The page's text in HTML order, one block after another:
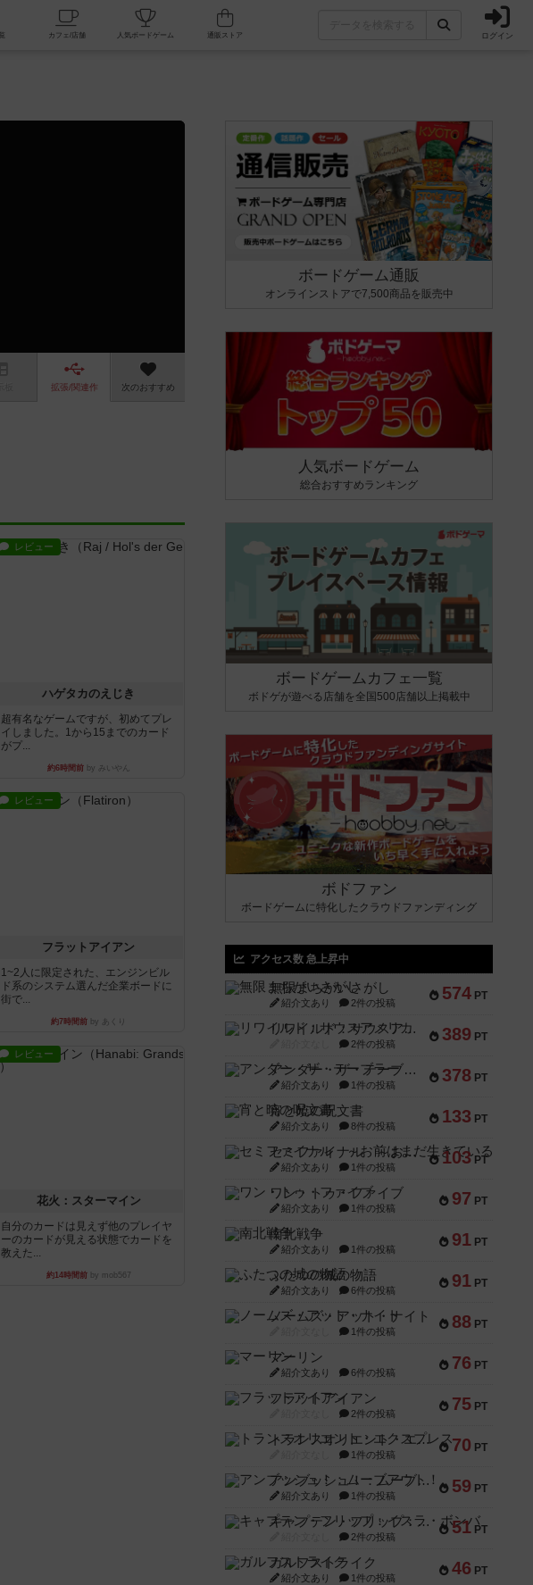
掲示板一覧 カフェ/店舗 人気ボードゲーム ログイン
拡張/関連作 次のおすすめ
レビュー
ハゲタカのえじき
超有名なゲームですが、初めてプレ
イしました。1から15までのカード
がプ...
約6時間前by みいやん
レビュー
フラットアイアン
1~2人に限定された、エンジンビル
ド系のシステム選んだ企業ボードに
街で...
約7時間前 by あくり
レビュー
花火：スターマイン
自分のカードは見えず他のプレイヤ
ーのカードが見える状態でカードを
教えた...
約14時間前by mob567
ボードゲーム通販
オンラインストアで7,500商品を販売中
人気ボードゲーム
総合おすすめランキング
ボードゲームカフェ一覧
ボドゲが遊べる店舗を全国500店舗以上掲載中
ボドファン
ボードゲームに特化したクラウドファンディング
アクセス数 急上昇中
574 PT
無限まちがいさがし
紹介文あり 2件の投稿
389 PT
リワイルド：サウスアメリカ
2件の投稿
378 PT
アンダー・ザ・テーブラー
紹介文あり 1件の投稿
133 PT
宵と暁の呪文書
紹介文あり 8件の投稿
103 PT
セミファイナル ～お前はまだ生きている～
紹介文あり 1件の投稿
97 PT
ワン・トゥ・ファイブ
紹介文あり 1件の投稿
91 PT
南北戦争
紹介文あり 1件の投稿
91 PT
ふたつの城の物語
紹介文あり 6件の投稿
88 PT
ノームズ・アット・ナイト
1件の投稿
76 PT
マーリン
紹介文あり 6件の投稿
75 PT
フラットアイアン
2件の投稿
70 PT
トランスオリエント・エクスプレス
1件の投稿
59 PT
アンブッシュ！：ムーブアウト！
紹介文あり 1件の投稿
51 PT
キャプテン・フリップ：イスラ・ボンバ
2件の投稿
46 PT
ガルフストライク
紹介文あり 1件の投稿